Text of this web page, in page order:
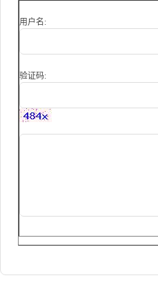
用户名:
验证码: